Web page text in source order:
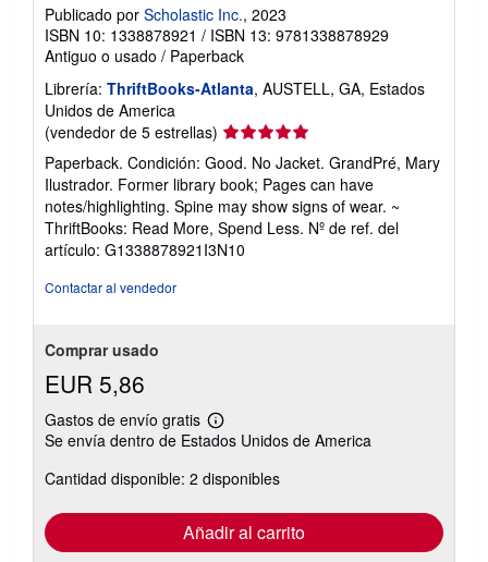
Publicado por Scholastic Inc., 2023
ISBN 10: 1338878921 / ISBN 13: 9781338878929
Antiguo o usado / Paperback
Librería: ThriftBooks-Atlanta, AUSTELL, GA, Estados
Unidos de America
(vendedor de 5 estrellas) Calificación
del
vendedor:
5
de
5
estrellas
Paperback. Condición: Good. No Jacket. GrandPré, Mary
Ilustrador. Former library book; Pages can have
notes/highlighting. Spine may show signs of wear. ~
ThriftBooks: Read More, Spend Less. Nº de ref. del
artículo: G1338878921I3N10
Contactar al vendedor
Comprar usado
EUR 5,86
Gastos de envío gratis
Más
información
las
tarifas
envío
Se envía dentro de Estados Unidos de America
Cantidad disponible: 2 disponibles
Añadir al carrito